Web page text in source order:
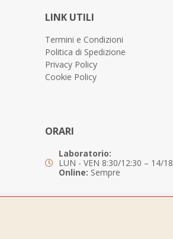
LINK UTILI
Termini e Condizioni
Politica di Spedizione
Privacy Policy
Cookie Policy
ORARI
Laboratorio:
LUN - VEN 8:30/12:30 – 14/18
Online: Sempre